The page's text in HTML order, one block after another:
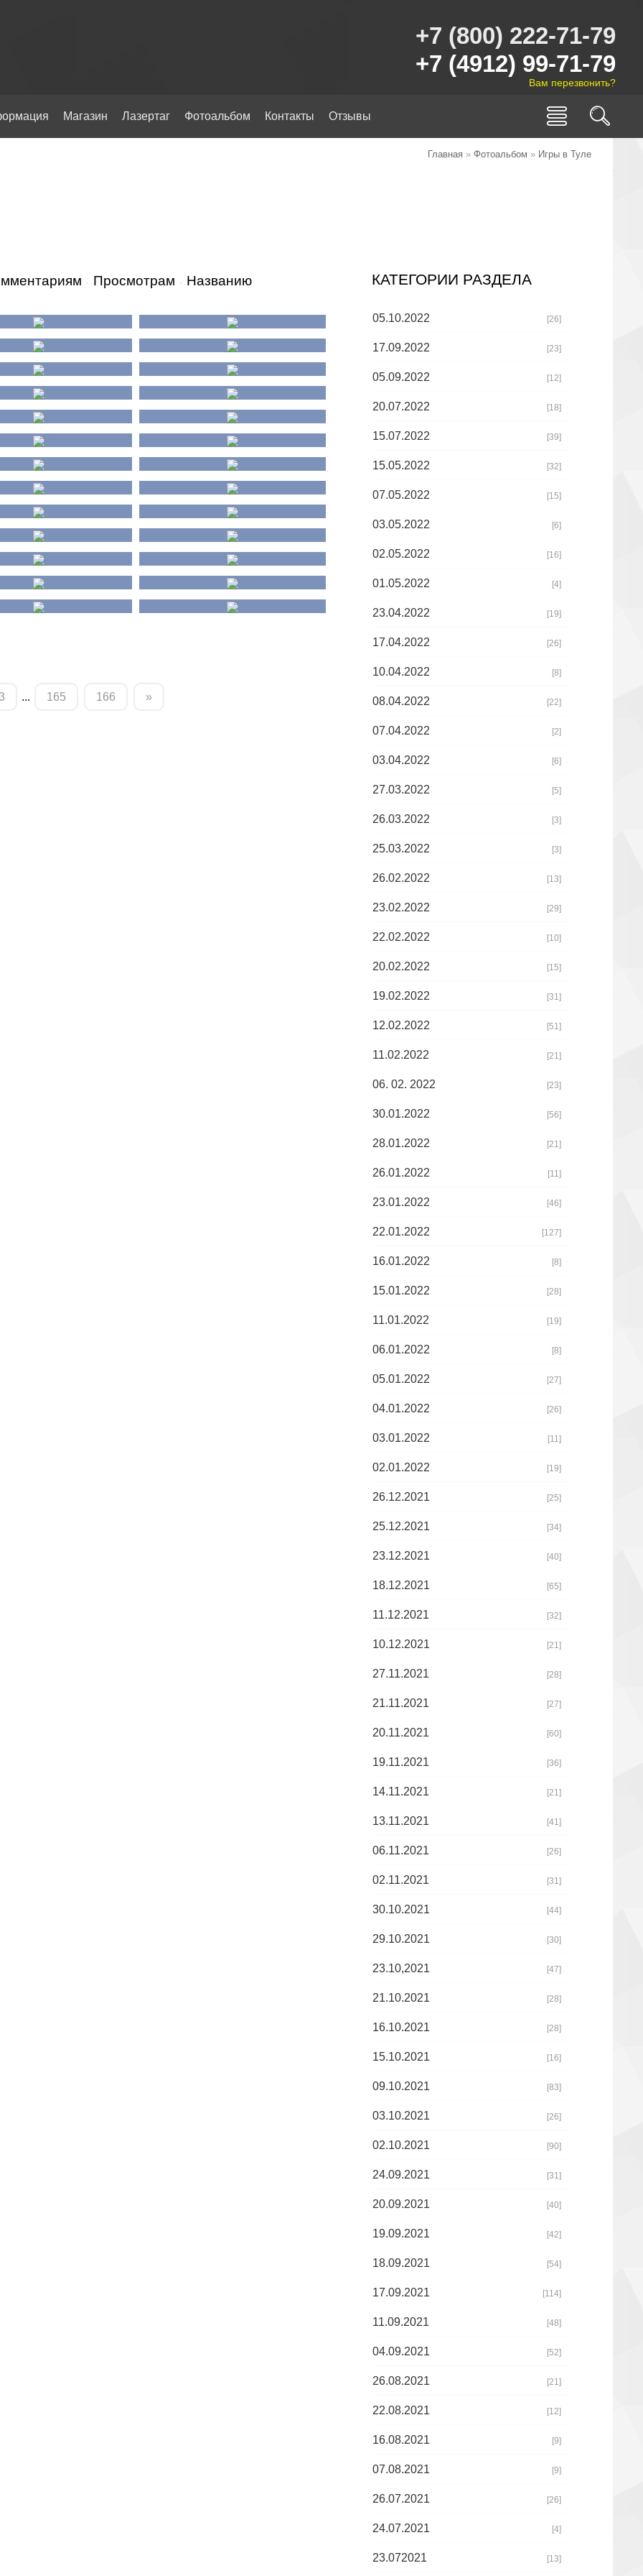
+7 (800) 222-71-79
+7 (4912) 99-71-79
Вам перезвонить?
Магазин Лазертаг Фотоальбом Контакты Отзывы
Главная » Фотоальбом » Игры в Туле
· Просмотрам · Названию
... 165 166 »
КАТЕГОРИИ РАЗДЕЛА
05.10.2022 [26]
17.09.2022 [23]
05.09.2022 [12]
20.07.2022 [18]
15.07.2022 [39]
15.05.2022 [32]
07.05.2022 [15]
03.05.2022 [6]
02.05.2022 [16]
01.05.2022 [4]
23.04.2022 [19]
17.04.2022 [26]
10.04.2022 [8]
08.04.2022 [22]
07.04.2022 [2]
03.04.2022 [6]
27.03.2022 [5]
26.03.2022 [3]
25.03.2022 [3]
26.02.2022 [13]
23.02.2022 [29]
22.02.2022 [10]
20.02.2022 [15]
19.02.2022 [31]
12.02.2022 [51]
11.02.2022 [21]
06. 02. 2022 [23]
30.01.2022 [56]
28.01.2022 [21]
26.01.2022 [11]
23.01.2022 [46]
22.01.2022 [127]
16.01.2022 [8]
15.01.2022 [28]
11.01.2022 [19]
06.01.2022 [8]
05.01.2022 [27]
04.01.2022 [26]
03.01.2022 [11]
02.01.2022 [19]
26.12.2021 [25]
25.12.2021 [34]
23.12.2021 [40]
18.12.2021 [65]
11.12.2021 [32]
10.12.2021 [21]
27.11.2021 [28]
21.11.2021 [27]
20.11.2021 [60]
19.11.2021 [36]
14.11.2021 [21]
13.11.2021 [41]
06.11.2021 [26]
02.11.2021 [31]
30.10.2021 [44]
29.10.2021 [30]
23.10,2021 [47]
21.10.2021 [28]
16.10.2021 [28]
15.10.2021 [16]
09.10.2021 [83]
03.10.2021 [26]
02.10.2021 [90]
24.09.2021 [31]
20.09.2021 [40]
19.09.2021 [42]
18.09.2021 [54]
17.09.2021 [114]
11.09.2021 [48]
04.09.2021 [52]
26.08.2021 [21]
22.08.2021 [12]
16.08.2021 [9]
07.08.2021 [9]
26.07.2021 [26]
24.07.2021 [4]
23.072021 [13]